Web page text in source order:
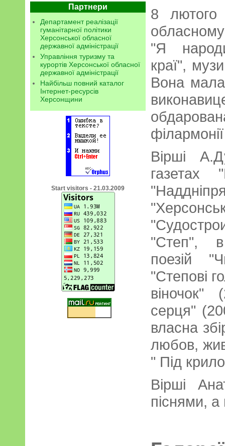
Партнери
Департамент реалізації
гуманітарної політики
Херсонської обласної
державної адміністрації
Управління туризму та
курортів Херсонської обласної
державної адміністрації
Найбільш повний каталог
Інтернет-ресурсів
Херсонщини
Start visitors - 21.03.2009
8
"Я
краї",
Вона
Вірші
газетах
"Степ", в
поезій
"Степові
серця"
власна
любов,
" Під
Вірші
піснями, а